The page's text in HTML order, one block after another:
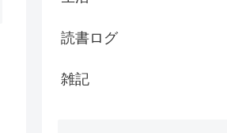
読書ログ
雑記